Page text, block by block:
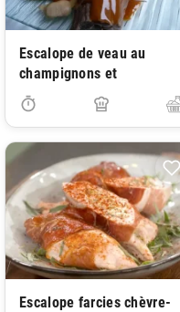
Escalope de veau au
champignons et
Escalope farcies chèvre-